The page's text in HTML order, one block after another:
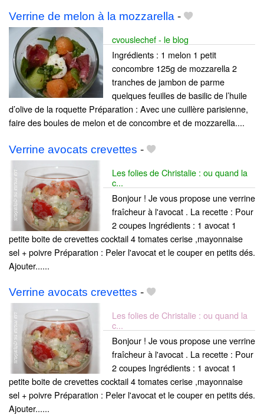
Verrine de melon à la mozzarella -
cvouslechef - le blog
Ingrédients : 1 melon 1 petit
concombre 125g de mozzarella 2
tranches de jambon de parme
quelques feuilles de basilic de l’huile
d’olive de la roquette Préparation : Avec une cuillère parisienne,
faire des boules de melon et de concombre et de mozzarella....
Verrine avocats crevettes -
Les folies de Christalie : ou quand la
c...
Bonjour ! Je vous propose une verrine
fraîcheur à l'avocat . La recette : Pour
2 coupes Ingrédients : 1 avocat 1
petite boite de crevettes cocktail 4 tomates cerise ,mayonnaise
sel + poivre Préparation : Peler l'avocat et le couper en petits dés.
Ajouter......
Verrine avocats crevettes -
Les folies de Christalie : ou quand la
c...
Bonjour ! Je vous propose une verrine
fraîcheur à l'avocat . La recette : Pour
2 coupes Ingrédients : 1 avocat 1
petite boite de crevettes cocktail 4 tomates cerise ,mayonnaise
sel + poivre Préparation : Peler l'avocat et le couper en petits dés.
Ajouter......